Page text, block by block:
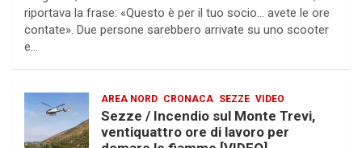
riportava la frase: «Questo è per il tuo socio… avete le ore
contate». Due persone sarebbero arrivate su uno scooter
e…
AREA NORD CRONACA SEZZE VIDEO
Sezze / Incendio sul Monte Trevi,
ventiquattro ore di lavoro per